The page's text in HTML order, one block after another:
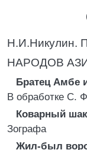
Н.И.Никулин.
НАРОДОВ
Братец Амбе
В обработке С.
Коварный
Зографа
Жил-был